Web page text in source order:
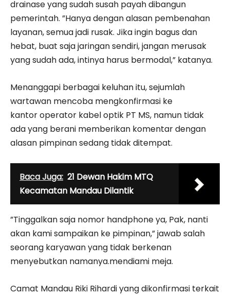
drainase yang sudah susah payah dibangun
pemerintah. ”Hanya dengan alasan pembenahan
layanan, semua jadi rusak. Jika ingin bagus dan
hebat, buat saja jaringan sendiri, jangan merusak
yang sudah ada, intinya harus bermodal,” katanya.
Menanggapi berbagai keluhan itu, sejumlah
wartawan mencoba mengkonfirmasi ke
kantor operator kabel optik PT MS, namun tidak
ada yang berani memberikan komentar dengan
alasan pimpinan sedang tidak ditempat.
Baca Juga: 21 Dewan Hakim MTQ
Kecamatan Mandau Dilantik
”Tinggalkan saja nomor handphone ya, Pak, nanti
akan kami sampaikan ke pimpinan,” jawab salah
seorang karyawan yang tidak berkenan
menyebutkan namanya.mendiami meja.
Camat Mandau Riki Rihardi yang dikonfirmasi terkait